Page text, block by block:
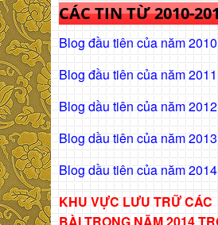
CÁC TIN TỪ 2010-
Blog đầu tiên của năm 2010
Blog đầu tiên của năm 2011
Blog dầu tiên của năm 2012
Blog dầu tiên của năm 2013
Blog dầu tiên của năm 2014
KHU VỰC LƯU TRỮ CÁC